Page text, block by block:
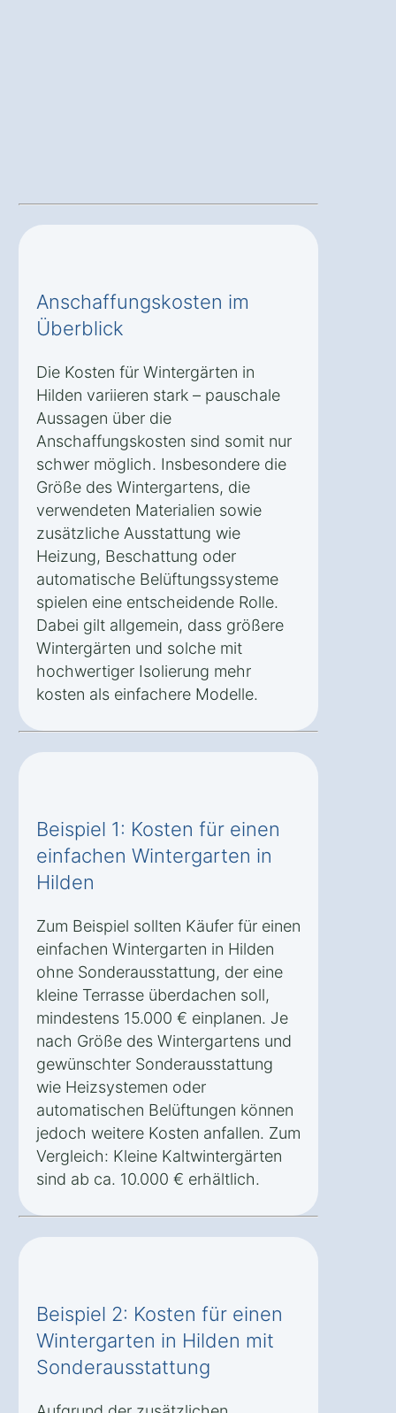
Anschaffungskosten im
Überblick
Die Kosten für Wintergärten in
Hilden variieren stark – pauschale
Aussagen über die
Anschaffungskosten sind somit nur
schwer möglich. Insbesondere die
Größe des Wintergartens, die
verwendeten Materialien sowie
zusätzliche Ausstattung wie
Heizung, Beschattung oder
automatische Belüftungssysteme
spielen eine entscheidende Rolle.
Dabei gilt allgemein, dass größere
Wintergärten und solche mit
hochwertiger Isolierung mehr
kosten als einfachere Modelle.
Beispiel 1: Kosten für einen
einfachen Wintergarten in
Hilden
Zum Beispiel sollten Käufer für einen
einfachen Wintergarten in Hilden
ohne Sonderausstattung, der eine
kleine Terrasse überdachen soll,
mindestens 15.000 € einplanen. Je
nach Größe des Wintergartens und
gewünschter Sonderausstattung
wie Heizsystemen oder
automatischen Belüftungen können
jedoch weitere Kosten anfallen. Zum
Vergleich: Kleine Kaltwintergärten
sind ab ca. 10.000 € erhältlich.
Beispiel 2: Kosten für einen
Wintergarten in Hilden mit
Sonderausstattung